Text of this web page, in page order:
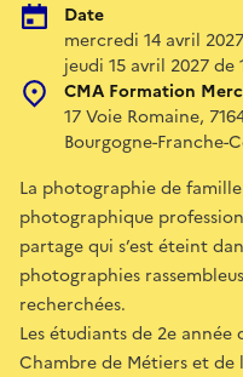
Date
mercredi 14 avril
jeudi 15 avril 2027 de
CMA Formation
17 Voie Romaine,
Bourgogne-Franche-
La photographie de
photographique
partage qui s’est éteint
photographies
recherchées.
Les étudiants de 2e année
Chambre de Métiers et de